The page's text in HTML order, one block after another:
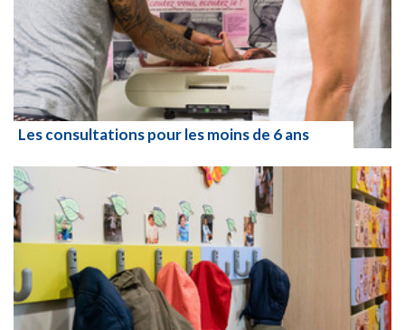
Les consultations pour les moins de 6 ans